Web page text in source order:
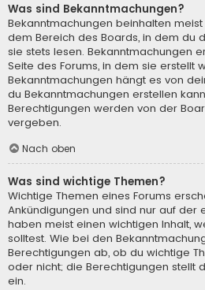
Was sind Bekanntmachungen?
Bekanntmachungen beinhalten
dem Bereich des Boards, in dem du
sie stets lesen. Bekanntmachungen
Seite des Forums, in dem sie erstellt
Bekanntmachungen hängt es von
du Bekanntmachungen erstellen
Berechtigungen werden von der
vergeben.
Nach oben
Was sind wichtige Themen?
Wichtige Themen eines Forums
Ankündigungen und sind nur auf der
haben meist einen wichtigen Inhalt,
solltest. Wie bei den
Berechtigungen ab, ob du wichtige
oder nicht; die Berechtigungen stellt
ein.